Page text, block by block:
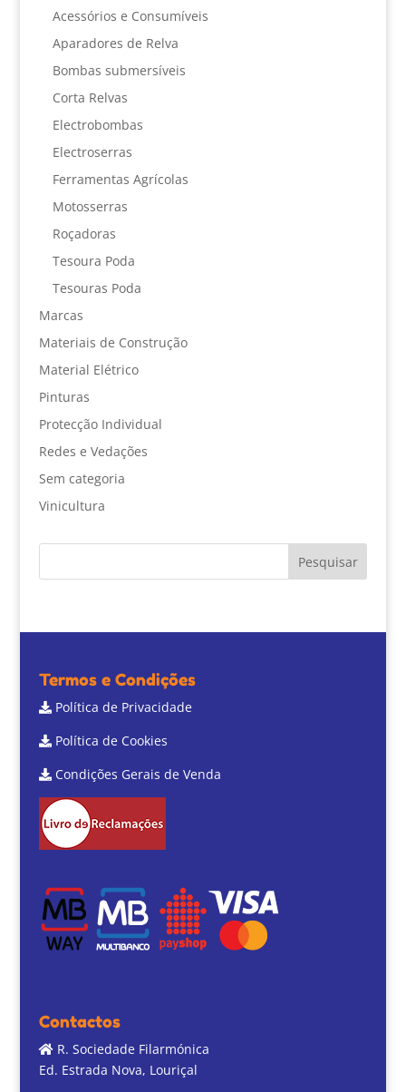
Acessórios e Consumíveis
Aparadores de Relva
Bombas submersíveis
Corta Relvas
Electrobombas
Electroserras
Ferramentas Agrícolas
Motosserras
Roçadoras
Tesoura Poda
Tesouras Poda
Marcas
Materiais de Construção
Material Elétrico
Pinturas
Protecção Individual
Redes e Vedações
Sem categoria
Vinicultura
Termos e Condições
Política de Privacidade
Política de Cookies
Condições Gerais de Venda
Contactos
R. Sociedade Filarmónica
Ed. Estrada Nova, Louriçal